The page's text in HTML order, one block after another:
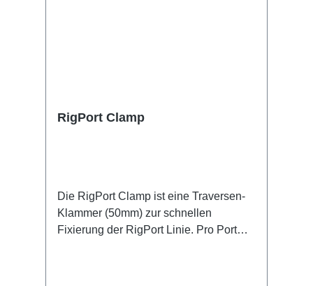
RigPort Clamp
Die RigPort Clamp ist eine Traversen-
Klammer (50mm) zur schnellen
Fixierung der RigPort Linie. Pro Port